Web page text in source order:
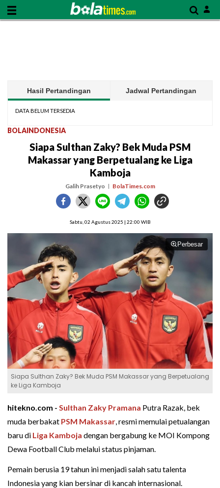
Hasil Pertandingan Jadwal Pertandingan
DATA BELUM TERSEDIA
BOLAINDONESIA
Siapa Sulthan Zaky? Bek Muda PSM
Makassar yang Berpetualang ke Liga
Kamboja
Galih Prasetyo BolaTimes.com
Sabtu, 02 Agustus 2025 | 22:00 WIB
Perbesar
Siapa Sulthan Zaky? Bek Muda PSM Makassar yang Berpetualang
ke Liga Kamboja
hitekno.com - Sulthan Zaky Pramana Putra Razak, bek
muda berbakat PSM Makassar, resmi memulai petualangan
baru di Liga Kamboja dengan bergabung ke MOI Kompong
Dewa Football Club melalui status pinjaman.
Pemain berusia 19 tahun ini menjadi salah satu talenta
Indonesia yang kian bersinar di kancah internasional.